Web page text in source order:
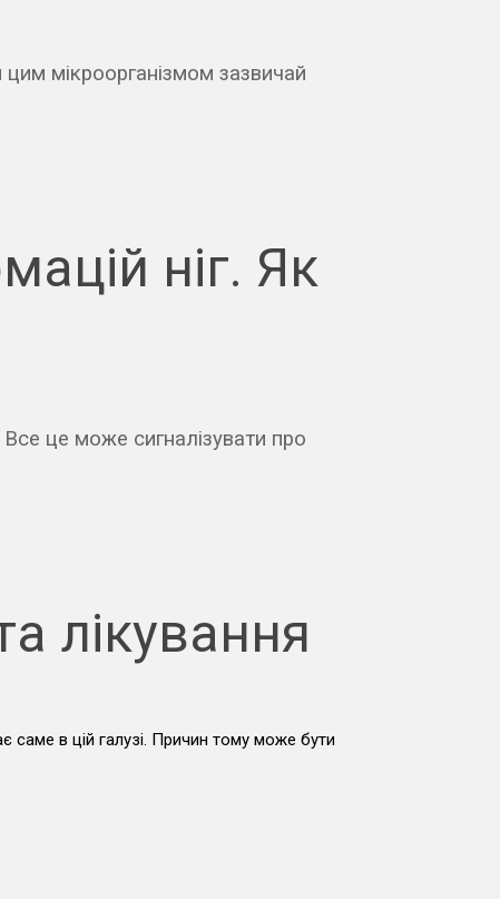
мікроорганізмом зазвичай
ніг. Як
це може сигналізувати про
лікування
саме в цій галузі. Причин тому може бути